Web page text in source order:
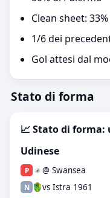
Clean sheet:
1/6 dei
Gol attesi dal
Stato di forma
📈 Stato di
Udinese
P @ Swansea
N vs Istra 1961